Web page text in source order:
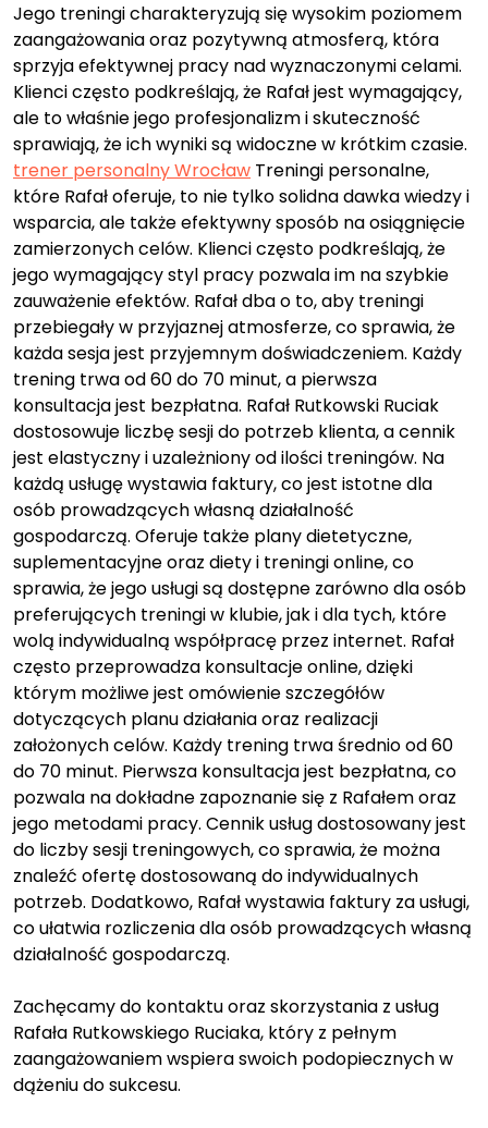
Jego treningi charakteryzują się wysokim poziomem
zaangażowania oraz pozytywną atmosferą, która
sprzyja efektywnej pracy nad wyznaczonymi celami.
Klienci często podkreślają, że Rafał jest wymagający,
ale to właśnie jego profesjonalizm i skuteczność
sprawiają, że ich wyniki są widoczne w krótkim czasie.
trener personalny Wrocław Treningi personalne,
które Rafał oferuje, to nie tylko solidna dawka wiedzy i
wsparcia, ale także efektywny sposób na osiągnięcie
zamierzonych celów. Klienci często podkreślają, że
jego wymagający styl pracy pozwala im na szybkie
zauważenie efektów. Rafał dba o to, aby treningi
przebiegały w przyjaznej atmosferze, co sprawia, że
każda sesja jest przyjemnym doświadczeniem. Każdy
trening trwa od 60 do 70 minut, a pierwsza
konsultacja jest bezpłatna. Rafał Rutkowski Ruciak
dostosowuje liczbę sesji do potrzeb klienta, a cennik
jest elastyczny i uzależniony od ilości treningów. Na
każdą usługę wystawia faktury, co jest istotne dla
osób prowadzących własną działalność
gospodarczą. Oferuje także plany dietetyczne,
suplementacyjne oraz diety i treningi online, co
sprawia, że jego usługi są dostępne zarówno dla osób
preferujących treningi w klubie, jak i dla tych, które
wolą indywidualną współpracę przez internet. Rafał
często przeprowadza konsultacje online, dzięki
którym możliwe jest omówienie szczegółów
dotyczących planu działania oraz realizacji
założonych celów. Każdy trening trwa średnio od 60
do 70 minut. Pierwsza konsultacja jest bezpłatna, co
pozwala na dokładne zapoznanie się z Rafałem oraz
jego metodami pracy. Cennik usług dostosowany jest
do liczby sesji treningowych, co sprawia, że można
znaleźć ofertę dostosowaną do indywidualnych
potrzeb. Dodatkowo, Rafał wystawia faktury za usługi,
co ułatwia rozliczenia dla osób prowadzących własną
działalność gospodarczą.
Zachęcamy do kontaktu oraz skorzystania z usług
Rafała Rutkowskiego Ruciaka, który z pełnym
zaangażowaniem wspiera swoich podopiecznych w
dążeniu do sukcesu.